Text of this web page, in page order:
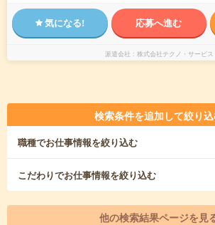
気になる! 応募へ進む
派遣会社 株式会社テクノ・サービス
検索条件を追加して絞り
職種でお仕事情報を絞り込む
こだわりでお仕事情報を絞り込む
他の検索結果ページを見